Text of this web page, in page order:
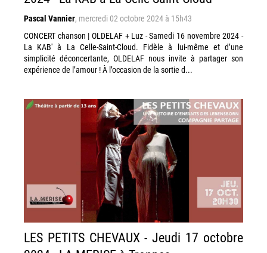
Pascal Vannier, mercredi 02 octobre 2024 à 15h43
CONCERT chanson | OLDELAF + Luz - Samedi 16 novembre 2024 -
La KAB' à La Celle-Saint-Cloud. Fidèle à lui-même et d’une
simplicité déconcertante, OLDELAF nous invite à partager son
expérience de l’amour ! À l’occasion de la sortie d...
LES PETITS CHEVAUX - Jeudi 17 octobre